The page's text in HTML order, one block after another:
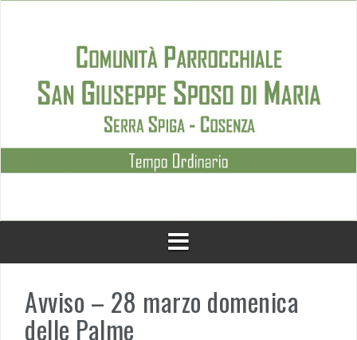
Avviso – 28 marzo domenica
delle Palme